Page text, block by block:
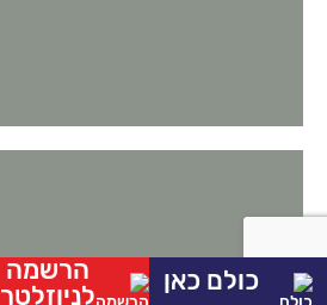
הרשמה
לניוזלטר
כולם כאן